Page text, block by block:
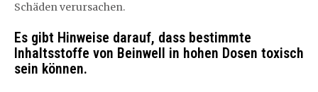
Schäden verursachen.
Es gibt Hinweise darauf, dass bestimmte
Inhaltsstoffe von Beinwell in hohen Dosen toxisch
sein können.